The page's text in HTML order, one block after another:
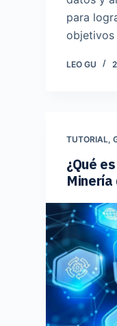
para
LEO GU
TUTORIAL,
¿Qué